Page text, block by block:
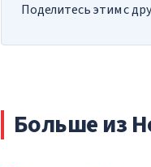
Поделитесь этим с
Больше из